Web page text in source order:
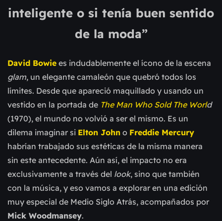
inteligente o si tenía buen sentido
de la moda”
David Bowie es indudablemente el ícono de la escena
glam, un elegante camaleón que quebró todos los
límites. Desde que apareció maquillado y usando un
vestido en la portada de The Man Who Sold The World
(1970), el mundo no volvió a ser el mismo. Es un
dilema imaginar si Elton John o Freddie Mercury
habrían trabajado sus estéticas de la misma manera
sin este antecedente. Aún así, el impacto no era
exclusivamente a través del look, sino que también
con la música, y eso vamos a explorar en una edición
muy especial de Medio Siglo Atrás, acompañados por
Mick Woodmansey.